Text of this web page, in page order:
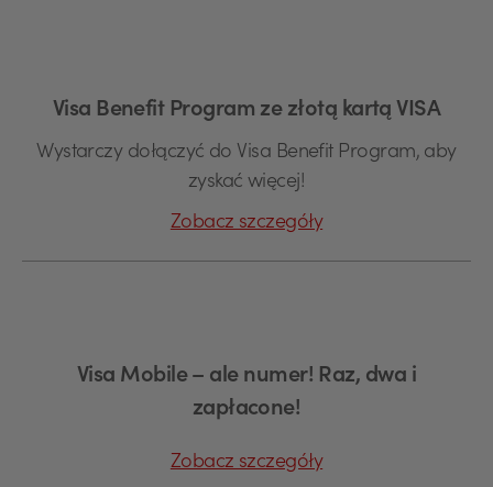
Visa Benefit Program ze złotą kartą VISA
Wystarczy dołączyć do Visa Benefit Program, aby
zyskać więcej!
Zobacz szczegóły
Visa Mobile – ale numer! Raz, dwa i
zapłacone!
Zobacz szczegóły